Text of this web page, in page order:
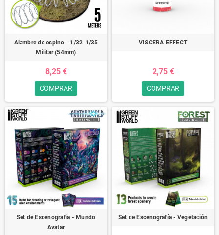
Alambre de espino - 1/32-1/35
Militar (54mm)
8,25 €
COMPRAR
VISCERA EFFECT
2,75 €
COMPRAR
Set de Escenografia - Mundo
Avatar
Set de Escenografía - Vegetación